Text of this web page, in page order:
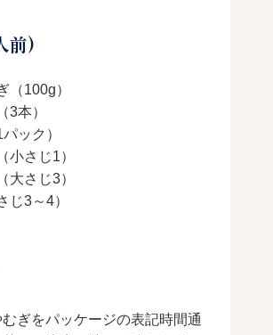
前)
（100g）
3本）
ック）
小さじ1）
大さじ3）
じ3～4）
むぎをパッケージの表記時間通